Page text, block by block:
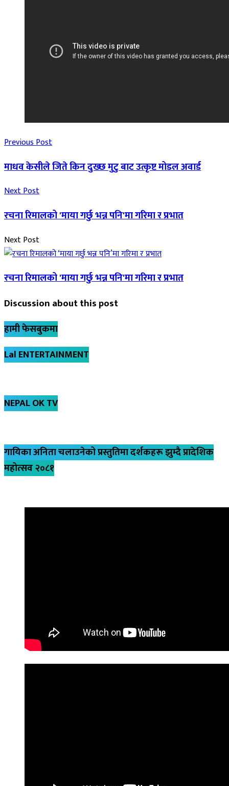
Previous Post
माधव केसीले जिते किन दुख्छ मुटु बाट उत्कृष्ट मोडल अवार्ड
Next Post
रचना रिमालको 'माया गर्छु भन्न पनि'मा गरिमा र प्रभात
Next Post
रचना रिमालको 'माया गर्छु भन्न पनि'मा गरिमा र प्रभात
Discussion about this post
हामी फेसबुकमा
Lal ENTERTAINMENT
NEPAL OK TV
गायिका अनिता चलाउनेको प्रस्तुतिमा दर्शकहरू झुम्दै प्रादेशिक
महोत्सव २०८१